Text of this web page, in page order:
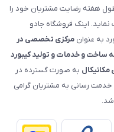
هفته رضایت مشتریان خود را
نماید. اینک فروشگاه جادو
به عنوان مرکزی تخصصی در
ساخت و خدمات و تولید کیبورد
مکانیکال به صورت گسترده در
خدمت رسانی به مشتریان گرامی